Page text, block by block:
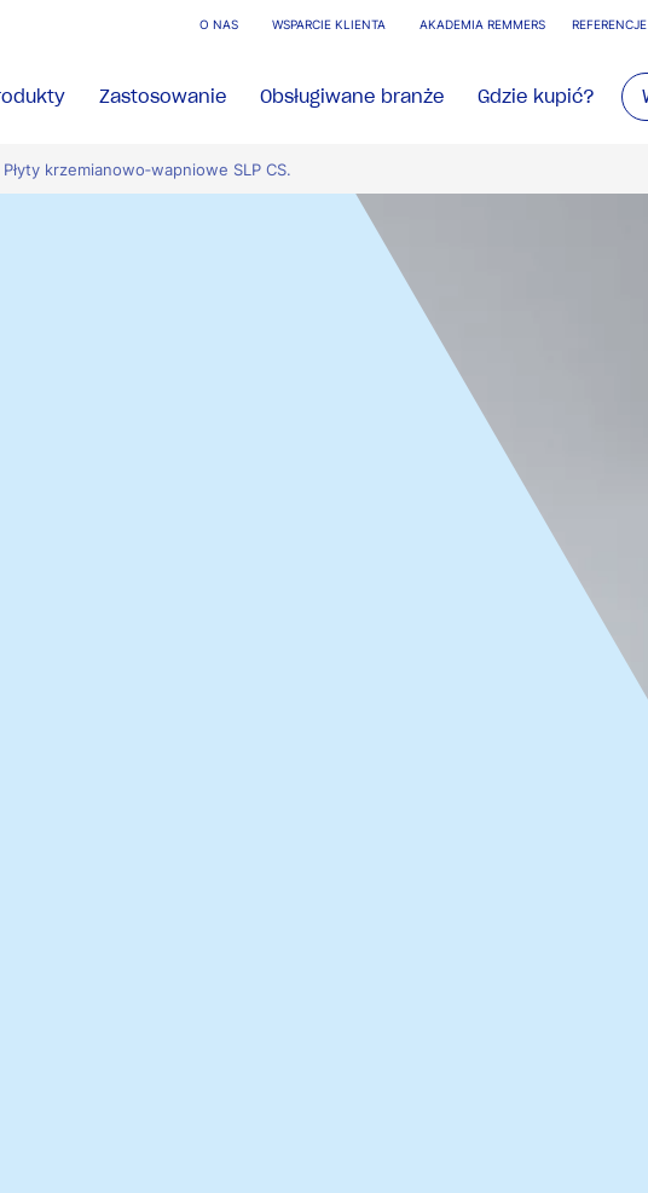
O NAS WSPARCIE KLIENTA AKADEMIA REMMERS REFERENCJE
Zastosowanie Obsługiwane branże Gdzie kupić?
krzemianowo‑wapniowe SLP CS.